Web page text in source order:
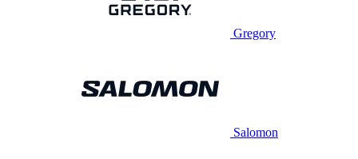
Gregory
Salomon